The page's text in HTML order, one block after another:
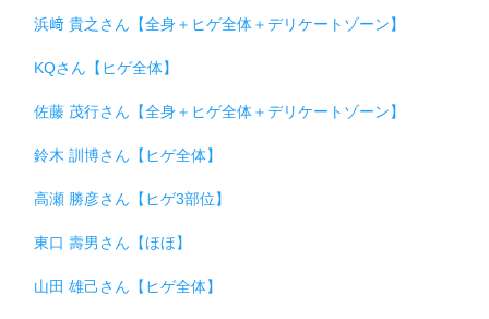
浜﨑 貴之さん【全身＋ヒゲ全体＋デリケートゾーン】
KQさん【ヒゲ全体】
佐藤 茂行さん【全身＋ヒゲ全体＋デリケートゾーン】
鈴木 訓博さん【ヒゲ全体】
高瀬 勝彦さん【ヒゲ3部位】
東口 壽男さん【ほほ】
山田 雄己さん【ヒゲ全体】